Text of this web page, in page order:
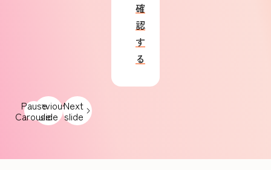
Previous
slide
Next
slide
確
認
す
る
Pause
Carousel